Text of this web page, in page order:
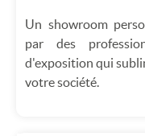
Un showroom
par des
d'exposition qui
votre société.